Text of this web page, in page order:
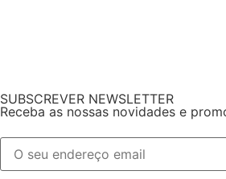
SUBSCREVER NEWSLETTER
Receba as nossas novidades e